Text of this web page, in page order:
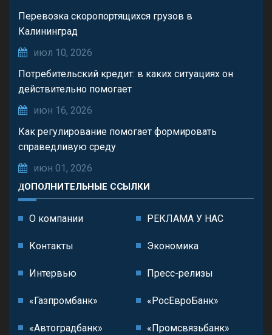
Перевозка скоропортящихся грузов в
Калининград
июл 10, 2026
Потребительский кредит: в каких ситуациях он
действительно помогает
июн 16, 2026
Как регулирование помогает формировать
справедливую среду
июн 01, 2026
ДОПОЛНИТЕЛЬНЫЕ ССЫЛКИ
О компании РЕКЛАМА У НАС
Контакты Экономика
Интервью Пресс-релизы
«Газпромбанк» «РосЕвроБанк»
«Автоградбанк» «Промсвязьбанк»